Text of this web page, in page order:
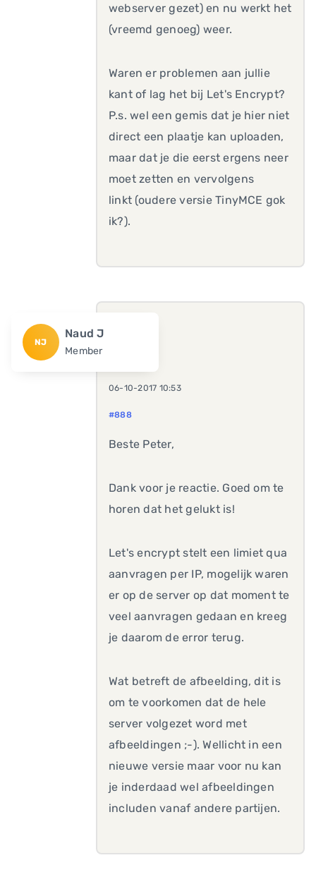
webserver gezet) en nu werkt het
(vreemd genoeg) weer.
Waren er problemen aan jullie
kant of lag het bij Let's Encrypt?
P.s. wel een gemis dat je hier niet
direct een plaatje kan uploaden,
maar dat je die eerst ergens neer
moet zetten en vervolgens
linkt (oudere versie TinyMCE gok
ik?).
NJ
Naud J
Member
06-10-2017 10:53
#888
Beste Peter,
Dank voor je reactie. Goed om te
horen dat het gelukt is!
Let's encrypt stelt een limiet qua
aanvragen per IP, mogelijk waren
er op de server op dat moment te
veel aanvragen gedaan en kreeg
je daarom de error terug.
Wat betreft de afbeelding, dit is
om te voorkomen dat de hele
server volgezet word met
afbeeldingen ;-). Wellicht in een
nieuwe versie maar voor nu kan
je inderdaad wel afbeeldingen
includen vanaf andere partijen.